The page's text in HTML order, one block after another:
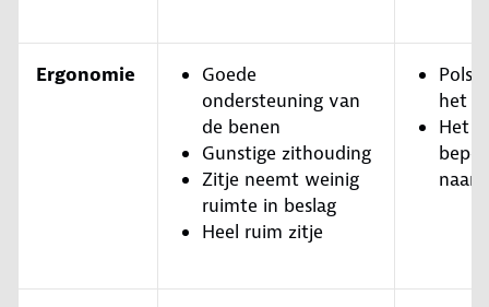
Ergonomie
Goede
ondersteuning van
de benen
Gunstige zithouding
Zitje neemt weinig
ruimte in beslag
Heel ruim zitje
het
Het
naar